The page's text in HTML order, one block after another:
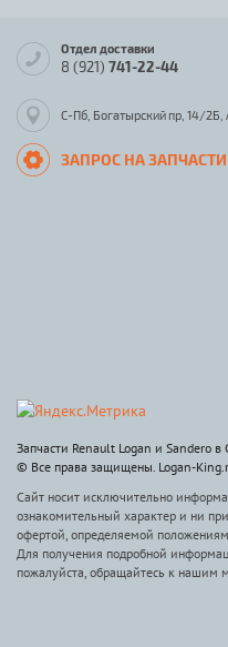
Отдел доставки
8 (921) 741-22-44
С-Пб, Богатырский пр, 14/2Б,
ЗАПРОС НА ЗАПЧАСТИ
Запчасти Renault Logan и Sandero в
© Все права защищены. Logan-
Сайт носит исключительно
ознакомительный характер и ни
офертой, определяемой
Для получения подробной
пожалуйста, обращайтесь к нашим